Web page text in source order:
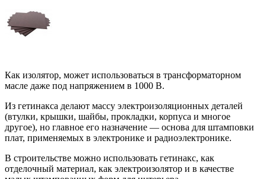
Как изолятор, может использоваться в трансформаторном
масле даже под напряжением в 1000 В.
Из гетинакса делают массу электроизоляционных деталей
(втулки, крышки, шайбы, прокладки, корпуса и многое
другое), но главное его назначение ― основа для штамповки
плат, применяемых в электронике и радиоэлектронике.
В строительстве можно использовать гетинакс, как
отделочный материал, как электроизолятор и в качестве